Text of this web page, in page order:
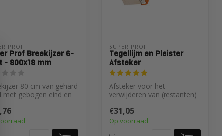
PROF
Prof Breekijzer 6-
- 800x18 mm
80 cm van gehard
met gebogen eind en
SUPER PROF
Tegellijm en Pleister
Afsteker
Afsteker voor het
verwijderen van (restanten)
Verwi...
€31,05
Op voorraad